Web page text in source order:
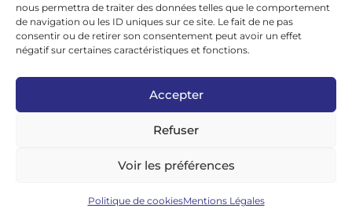
nous permettra de traiter des données telles que le comportement
de navigation ou les ID uniques sur ce site. Le fait de ne pas
consentir ou de retirer son consentement peut avoir un effet
négatif sur certaines caractéristiques et fonctions.
Accepter
Refuser
Voir les préférences
Politique de cookiesMentions Légales
google news
facebook
twitter